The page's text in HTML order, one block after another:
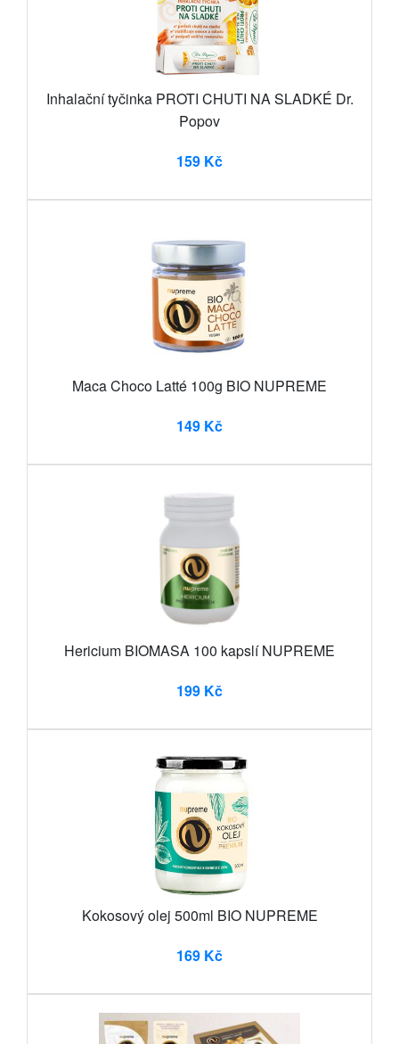
Inhalační tyčinka PROTI CHUTI NA SLADKÉ Dr.
Popov
159 Kč
Maca Choco Latté 100g BIO NUPREME
149 Kč
Hericium BIOMASA 100 kapslí NUPREME
199 Kč
Kokosový olej 500ml BIO NUPREME
169 Kč